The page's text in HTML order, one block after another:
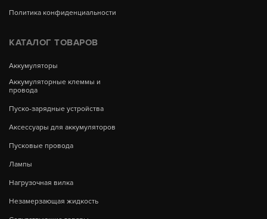
Политика конфиденциальности
КАТАЛОГ ТОВАРОВ
Аккумуляторы
Аккумуляторные клеммы и
провода
Пуско-зарядные устройства
Аксессуары для аккумуляторов
Пусковые провода
Лампы
Нагрузочная вилка
Незамерзающая жидкость